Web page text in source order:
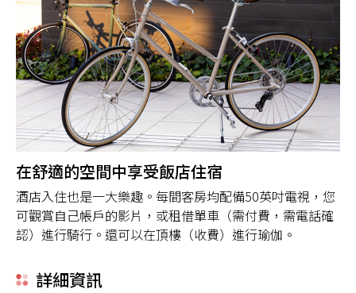
在舒適的空間中享受飯店住宿
酒店入住也是一大樂趣。每間客房均配備50英吋電視，您
可觀賞自己帳戶的影片，或租借單車（需付費，需電話確
認）進行騎行。還可以在頂樓（收費）進行瑜伽。
詳細資訊